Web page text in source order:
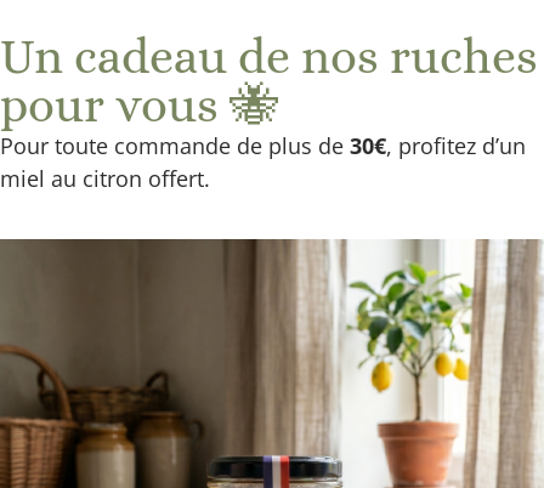
et 60€ à Domicile
Le Faux-Bourdon :
Portrait de l’éternel
amoureux (et un peu
paresseux) de la
ruche
Un cadeau de nos ruches
pour vous 🐝
Pour toute commande de plus de 30€, profitez d’un
miel au citron offert.